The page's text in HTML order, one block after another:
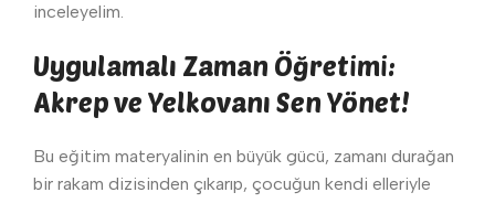
inceleyelim.
Uygulamalı Zaman Öğretimi:
Akrep ve Yelkovanı Sen Yönet!
Bu eğitim materyalinin en büyük gücü, zamanı durağan
bir rakam dizisinden çıkarıp, çocuğun kendi elleriyle